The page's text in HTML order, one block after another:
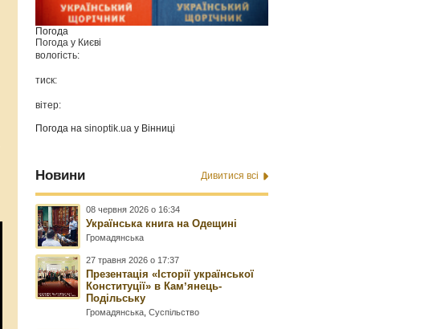
Погода
Погода у Києві
вологість:
тиск:
вітер:
Погода наsinoptik.ua у Вінниці
Новини Дивитися всі
08 червня 2026 о 16:34
Українська книга на Одещині
Громадянська
27 травня 2026 о 17:37
Презентація «Історії української
Конституції» в Камʼянець-
Подільську
Громадянська ,Суспільство